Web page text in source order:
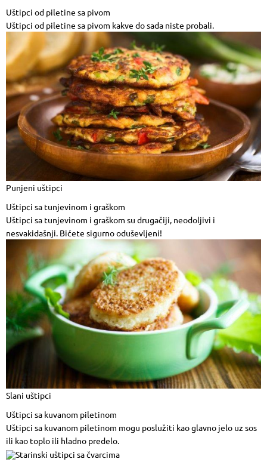
Uštipci od piletine sa pivom
Uštipci od piletine sa pivom kakve do sada niste probali.
Punjeni uštipci
Uštipci sa tunjevinom i graškom
Uštipci sa tunjevinom i graškom su drugačiji, neodoljivi i
nesvakidašnji. Bićete sigurno oduševljeni!
Slani uštipci
Uštipci sa kuvanom piletinom
Uštipci sa kuvanom piletinom mogu poslužiti kao glavno jelo uz sos
ili kao toplo ili hladno predelo.